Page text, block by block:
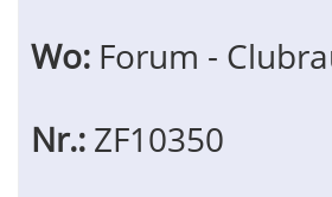
Wo: Forum -
Nr.: ZF10350